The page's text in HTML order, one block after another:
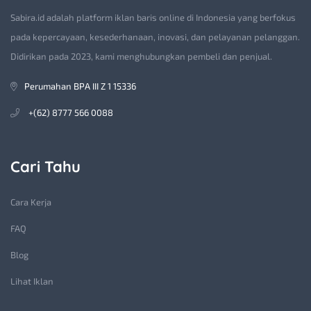
Sabira.id adalah platform iklan baris online di Indonesia yang berfokus
pada kepercayaan, kesederhanaan, inovasi, dan pelayanan pelanggan.
Didirikan pada 2023, kami menghubungkan pembeli dan penjual.
Perumahan BPA III Z 1 15336
+(62) 8777 566 0088
Cari Tahu
Cara Kerja
FAQ
Blog
Lihat Iklan